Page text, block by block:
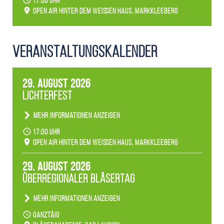
Open Air hinter dem weißen Haus, Markkleeberg
Veranstaltungs­kalender
29. August 2026
Lichterfest
Mehr Informationen anzeigen
Becherlichter, Fackeln und Lichtinstallationen
verwandeln den agra-Park in einen farbigen
Märchenwald, der bei jedem Rundgang einen
Ambiente gibt es ein leuchtendes Konzert
unserer Fachbereiche.
17:00 Uhr
Open Air hinter dem weißen Haus, Markkleeberg
29. August 2026
Überregionaler Bläsertag
Mehr Informationen anzeigen
Teilnahme der Bläserklassen.
ganztäig